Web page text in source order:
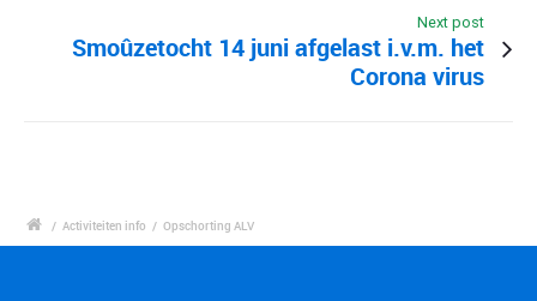
Next post
Smoûzetocht 14 juni afgelast i.v.m. het
Corona virus
/ Activiteiten info / Opschorting ALV